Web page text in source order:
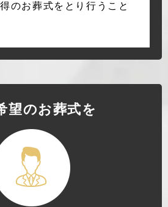
のお葬式をとり行うこと
望のお葬式を